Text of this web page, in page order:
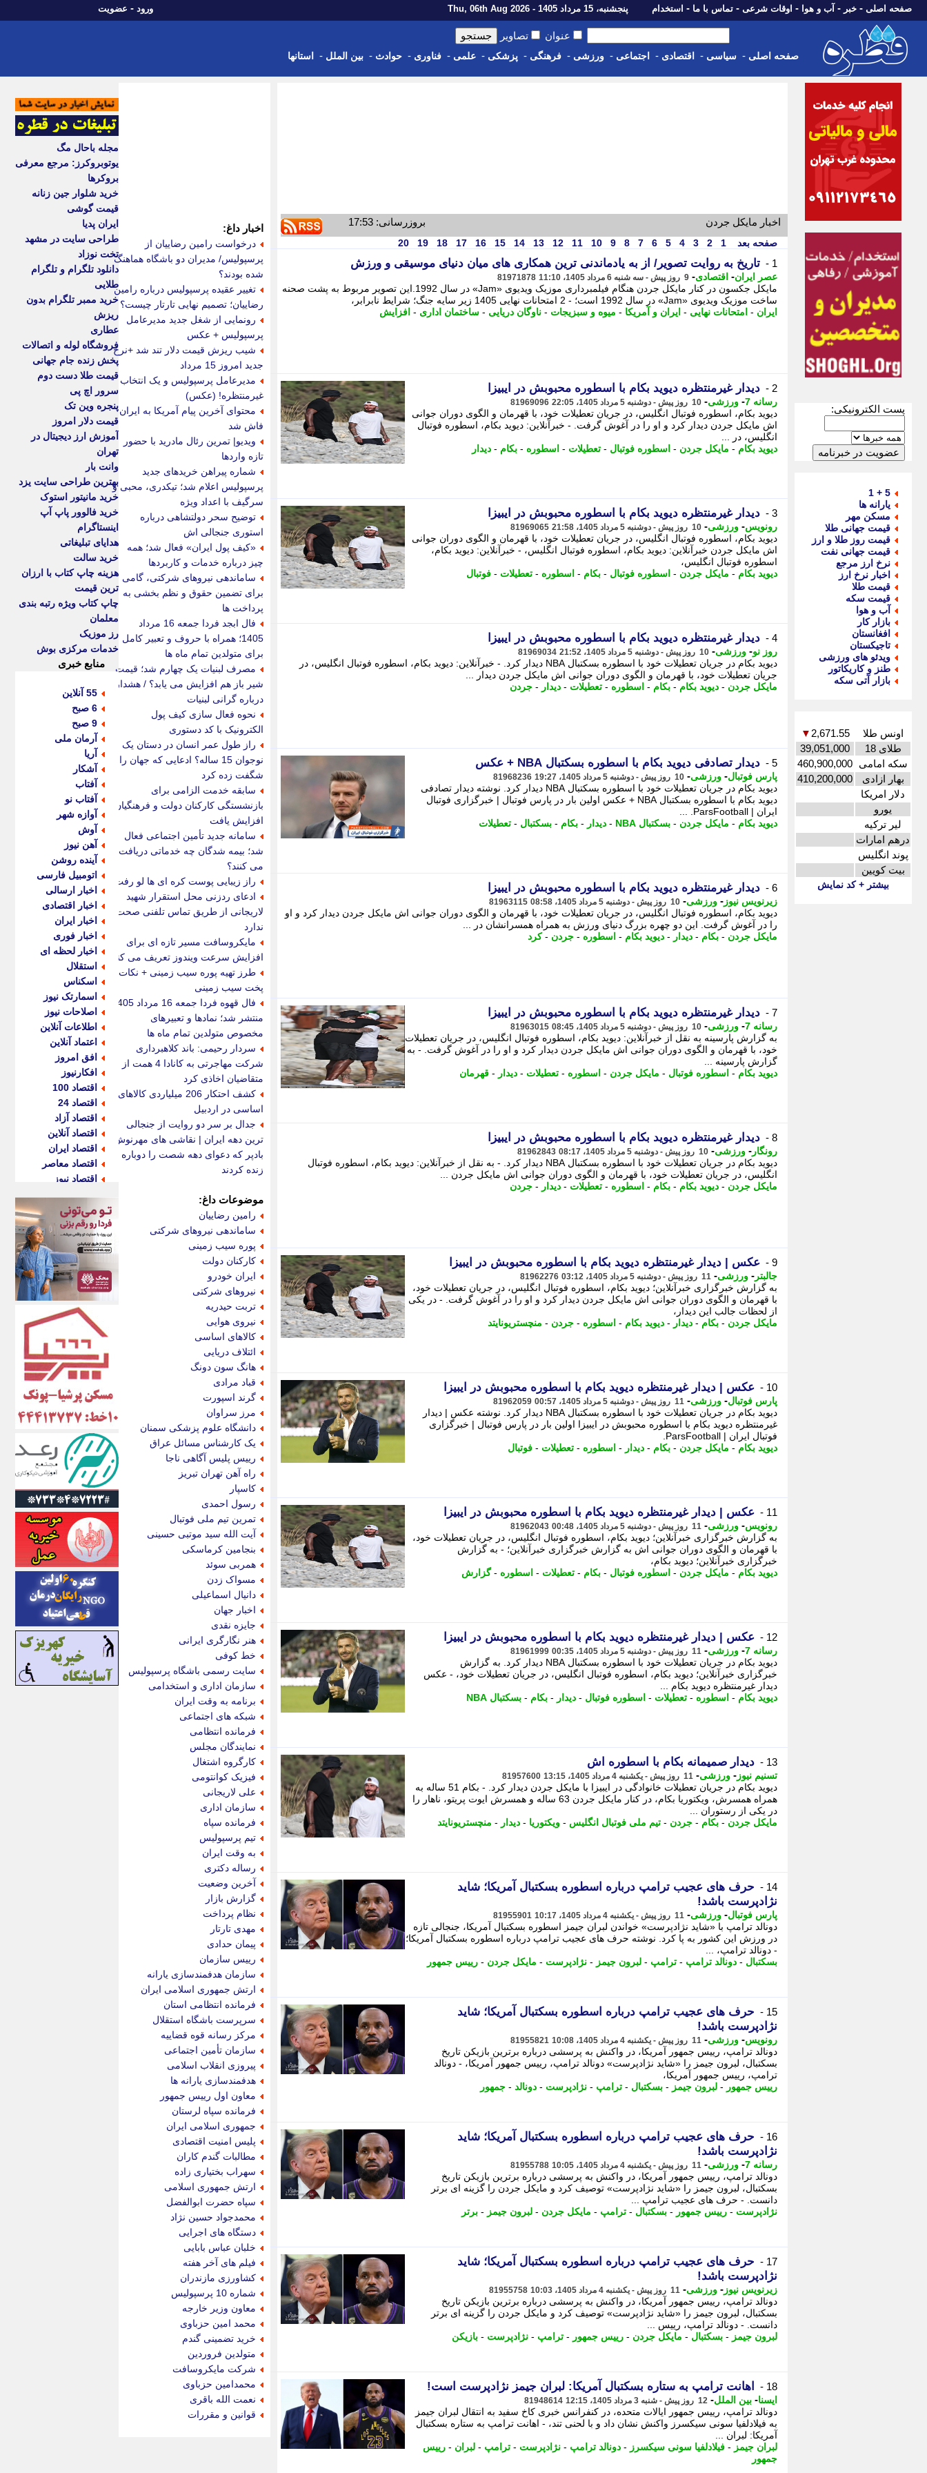
صفحه اصلی - خبر - آب و هوا - اوقات شرعی - تماس با ما - استخدام پنجشنبه، 15 مرداد 1405 - Thu, 06th Aug 2026 ورود - عضویت
عنوان تصاویر
صفحه اصلی - سیاسی - اقتصادی - اجتماعی - ورزشی - فرهنگی - پزشکی - علمی - فناوری - حوادث - بین الملل - استانها
پست الکترونیکی:
5 + 1
یارانه ها
مسکن مهر
قیمت جهانی طلا
قیمت روز طلا و ارز
قیمت جهانی نفت
نرخ ارز مرجع
اخبار نرخ ارز
قیمت طلا
قیمت سکه
آب و هوا
بازار کار
افغانستان
تاجیکستان
ویدئو های ورزشی
طنز و کاریکاتور
بازار آتی سکه
اونس طلا 2,671.55
▼
طلای 18
39,051,000
سکه امامی 460,900,000
بهار ازادی
410,200,000
دلار امریکا
یورو
لیر ترکیه
درهم امارات
پوند انگلیس
بیت کویین
بیشتر + کد نمایش
اخبار مایکل جردن بروزرسانی: 17:53
صفحه بعد 1
2
3
4
5
6
7
8
9
10
11
12
13
14
15
16
17
18
19
20
1 - تاریخ به روایت تصویر/ از به یادماندنی ترین همکاری های میان دنیای موسیقی و ورزش
عصر ایران- اقتصادی- 9 روز پیش - سه شنبه 6 مرداد 1405، 11:10 81971878
مایکل جکسون در کنار مایکل جردن هنگام فیلمبرداری موزیک ویدیوی «Jam» در سال 1992.این تصویر مربوط به پشت صحنه
ساخت موزیک ویدیوی «Jam» در سال 1992 است؛ - 2 امتحانات نهایی 1405 زیر سایه جنگ؛ شرایط نابرابر،
ایران - امتحانات نهایی - ایران و آمریکا - میوه و سبزیجات - ناوگان دریایی - ساختمان اداری - افزایش
2 - دیدار غیرمنتظره دیوید بکام با اسطوره محبوبش در ایبیزا
رسانه 7 - ورزشی- 10 روز پیش - دوشنبه 5 مرداد 1405، 22:05 81969096
دیوید بکام، اسطوره فوتبال انگلیس، در جریان تعطیلات خود، با قهرمان و الگوی دوران جوانی
اش مایکل جردن دیدار کرد و او را در آغوش گرفت. - خبرآنلاین: دیوید بکام، اسطوره فوتبال
انگلیس، در ...
دیوید بکام - مایکل جردن - اسطوره فوتبال - تعطیلات - اسطوره - بکام - دیدار
3 - دیدار غیرمنتظره دیوید بکام با اسطوره محبوبش در ایبیزا
رونویس- ورزشی- 10 روز پیش - دوشنبه 5 مرداد 1405، 21:58 81969065
دیوید بکام، اسطوره فوتبال انگلیس، در جریان تعطیلات خود، با قهرمان و الگوی دوران جوانی
اش مایکل جردن خبرآنلاین: دیوید بکام، اسطوره فوتبال انگلیس، - خبرآنلاین: دیوید بکام،
اسطوره فوتبال انگلیس،
دیوید بکام - مایکل جردن - اسطوره فوتبال - بکام - اسطوره - تعطیلات - فوتبال
4 - دیدار غیرمنتظره دیوید بکام با اسطوره محبوبش در ایبیزا
روز نو- ورزشی- 10 روز پیش - دوشنبه 5 مرداد 1405، 21:52 81969034
دیوید بکام در جریان تعطیلات خود با اسطوره بسکتبال NBA دیدار کرد. - خبرآنلاین: دیوید بکام، اسطوره فوتبال انگلیس، در
جریان تعطیلات خود، با قهرمان و الگوی دوران جوانی اش مایکل جردن دیدار ...
مایکل جردن - دیوید بکام - بکام - اسطوره - تعطیلات - دیدار - جردن
5 - دیدار تصادفی دیوید بکام با اسطوره بسکتبال NBA + عکس
پارس فوتبال- ورزشی- 10 روز پیش - دوشنبه 5 مرداد 1405، 19:27 81968236
دیوید بکام در جریان تعطیلات خود با اسطوره بسکتبال NBA دیدار کرد. نوشته دیدار تصادفی
دیوید بکام با اسطوره بسکتبال NBA + عکس اولین بار در پارس فوتبال | خبرگزاری فوتبال
ایران | ParsFootball. ...
دیوید بکام - مایکل جردن - بسکتبال NBA - دیدار - بکام - بسکتبال - تعطیلات
6 - دیدار غیرمنتظره دیوید بکام با اسطوره محبوبش در ایبیزا
زیرنویس نیوز - ورزشی- 10 روز پیش - دوشنبه 5 مرداد 1405، 08:58 81963115
دیوید بکام، اسطوره فوتبال انگلیس، در جریان تعطیلات خود، با قهرمان و الگوی دوران جوانی اش مایکل جردن دیدار کرد و او
را در آغوش گرفت. این دو چهره بزرگ دنیای ورزش به همراه همسرانشان در ...
مایکل جردن - بکام - دیدار - دیوید بکام - اسطوره - جردن -کرد
7 - دیدار غیرمنتظره دیوید بکام با اسطوره محبوبش در ایبیزا
رسانه 7 - ورزشی- 10 روز پیش - دوشنبه 5 مرداد 1405، 08:45 81963015
به گزارش پارسینه به نقل از خبرآنلاین: دیوید بکام، اسطوره فوتبال انگلیس، در جریان تعطیلات
خود، با قهرمان و الگوی دوران جوانی اش مایکل جردن دیدار کرد و او را در آغوش گرفت. - به
گزارش پارسینه ...
دیوید بکام - اسطوره فوتبال - مایکل جردن - اسطوره - تعطیلات - دیدار - قهرمان
8 - دیدار غیرمنتظره دیوید بکام با اسطوره محبوبش در ایبیزا
رونگار - ورزشی- 10 روز پیش - دوشنبه 5 مرداد 1405، 08:17 81962843
دیوید بکام در جریان تعطیلات خود با اسطوره بسکتبال NBA دیدار کرد. - به نقل از خبرآنلاین: دیوید بکام، اسطوره فوتبال
انگلیس، در جریان تعطیلات خود، با قهرمان و الگوی دوران جوانی اش مایکل جردن ...
مایکل جردن - دیوید بکام - بکام - اسطوره - تعطیلات - دیدار - جردن
9 - عکس | دیدار غیرمنتظره دیوید بکام با اسطوره محبوبش در ایبیزا
جالبتر - ورزشی- 11 روز پیش - دوشنبه 5 مرداد 1405، 03:12 81962276
به گزارش خبرگزاری خبرآنلاین؛ دیوید بکام، اسطوره فوتبال انگلیس، در جریان تعطیلات خود،
با قهرمان و الگوی دوران جوانی اش مایکل جردن دیدار کرد و او را در آغوش گرفت. - در یکی
از لحظات جالب این دیدار،
مایکل جردن - بکام - دیدار - دیوید بکام - اسطوره - جردن - منچستریونایتد
10 - عکس | دیدار غیرمنتظره دیوید بکام با اسطوره محبوبش در ایبیزا
پارس فوتبال- ورزشی- 11 روز پیش - دوشنبه 5 مرداد 1405، 00:57 81962059
دیوید بکام در جریان تعطیلات خود با اسطوره بسکتبال NBA دیدار کرد. نوشته عکس | دیدار
غیرمنتظره دیوید بکام با اسطوره محبوبش در ایبیزا اولین بار در پارس فوتبال | خبرگزاری
فوتبال ایران | ParsFootball.
دیوید بکام - مایکل جردن - بکام - دیدار - اسطوره - تعطیلات - فوتبال
11 - عکس | دیدار غیرمنتظره دیوید بکام با اسطوره محبوبش در ایبیزا
رونویس- ورزشی- 11 روز پیش - دوشنبه 5 مرداد 1405، 00:48 81962043
به گزارش خبرگزاری خبرآنلاین؛ دیوید بکام، اسطوره فوتبال انگلیس، در جریان تعطیلات خود،
با قهرمان و الگوی دوران جوانی اش به گزارش خبرگزاری خبرآنلاین؛ - به گزارش
خبرگزاری خبرآنلاین؛ دیوید بکام،
دیوید بکام - مایکل جردن - اسطوره فوتبال - بکام - تعطیلات - اسطوره -گزارش
12 - عکس | دیدار غیرمنتظره دیوید بکام با اسطوره محبوبش در ایبیزا
رسانه 7 - ورزشی- 11 روز پیش - دوشنبه 5 مرداد 1405، 00:35 81961999
دیوید بکام در جریان تعطیلات خود با اسطوره بسکتبال NBA دیدار کرد. به گزارش
خبرگزاری خبرآنلاین؛ دیوید بکام، اسطوره فوتبال انگلیس، در جریان تعطیلات خود، - عکس
دیدار غیرمنتظره دیوید بکام ...
دیوید بکام - اسطوره - تعطیلات - اسطوره فوتبال - دیدار - بکام - بسکتبال NBA
13 - دیدار صمیمانه بکام با اسطوره اش
تسنیم نیوز - ورزشی- 11 روز پیش - یکشنبه 4 مرداد 1405، 13:15 81957600
دیوید بکام در جریان تعطیلات خانوادگی در ایبیزا با مایکل جردن دیدار کرد. - بکام 51 ساله به
همراه همسرش، ویکتوریا بکام، در کنار مایکل جردن 63 ساله و همسرش ایوت پریتو، ناهار را
در یکی از رستوران ...
مایکل جردن - بکام - جردن - تیم ملی فوتبال انگلیس - ویکتوریا - دیدار - منچستریونایتد
14 -
حرف های عجیب ترامپ درباره اسطوره بسکتبال آمریکا؛ شاید
نژادپرست باشد!
پارس فوتبال- ورزشی- 11 روز پیش - یکشنبه 4 مرداد 1405، 10:17 81955901
دونالد ترامپ با «شاید نژادپرست» خواندن لبران جیمز اسطوره بسکتبال آمریکا، جنجالی تازه
در ورزش این کشور به پا کرد. نوشته حرف های عجیب ترامپ درباره اسطوره بسکتبال آمریکا؛
- دونالد ترامپ، ...
بسکتبال - دونالد ترامپ - ترامپ - لبرون جیمز - نژادپرست - مایکل جردن - رییس جمهور
15 -
حرف های عجیب ترامپ درباره اسطوره بسکتبال آمریکا؛ شاید
نژادپرست باشد!
رونویس- ورزشی- 11 روز پیش - یکشنبه 4 مرداد 1405، 10:08 81955821
دونالد ترامپ، رییس جمهور آمریکا، در واکنش به پرسشی درباره برترین بازیکن تاریخ
بسکتبال، لبرون جیمز را «شاید نژادپرست» دونالد ترامپ، رییس جمهور آمریکا، - دونالد
ترامپ، رییس جمهور آمریکا،
رییس جمهور - لبرون جیمز - بسکتبال - ترامپ - نژادپرست - دونالد - جمهور
16 -
حرف های عجیب ترامپ درباره اسطوره بسکتبال آمریکا؛ شاید
نژادپرست باشد!
رسانه 7 - ورزشی- 11 روز پیش - یکشنبه 4 مرداد 1405، 10:05 81955788
دونالد ترامپ، رییس جمهور آمریکا، در واکنش به پرسشی درباره برترین بازیکن تاریخ
بسکتبال، لبرون جیمز را «شاید نژادپرست» توصیف کرد و مایکل جردن را گزینه ای برتر
دانست. - حرف های عجیب ترامپ ...
نژادپرست - رییس جمهور - بسکتبال - ترامپ - مایکل جردن - لبرون جیمز - برتر
17 -
حرف های عجیب ترامپ درباره اسطوره بسکتبال آمریکا؛ شاید
نژادپرست باشد!
زیرنویس نیوز - ورزشی- 11 روز پیش - یکشنبه 4 مرداد 1405، 10:03 81955758
دونالد ترامپ، رییس جمهور آمریکا، در واکنش به پرسشی درباره برترین بازیکن تاریخ
بسکتبال، لبرون جیمز را «شاید نژادپرست» توصیف کرد و مایکل جردن را گزینه ای برتر
دانست. - دونالد ترامپ، رییس ...
لبرون جیمز - بسکتبال - مایکل جردن - رییس جمهور - ترامپ - نژادپرست - بازیکن
18 - اهانت ترامپ به ستاره بسکتبال آمریکا: لبران جیمز نژادپرست است!
ایسنا- بین الملل- 12 روز پیش - شنبه 3 مرداد 1405، 12:15 81948614
دونالد ترامپ، رییس جمهور ایالات متحده، در کنفرانس خبری کاخ سفید به انتقال لبران جیمز
به فیلادلفیا سونی سیکسرز واکنش نشان داد و با لحنی تند، - اهانت ترامپ به ستاره بسکتبال
آمریکا: لبران ...
لبران جیمز - فیلادلفیا سونی سیکسرز - دونالد ترامپ - نژادپرست - ترامپ - لبران - رییس
جمهور
اخبار داغ:
درخواست رامین رضاییان از
پرسپولیس/ مدیران دو باشگاه هماهنگ
شده بودند؟
تغییر عقیده پرسپولیس درباره رامین
رضاییان؛ تصمیم نهایی تارتار چیست؟
رونمایی از شغل جدید مدیرعامل
پرسپولیس + عکس
شیب ریزش قیمت دلار تند شد +نرخ
جدید امروز 15 مرداد
مدیرعامل پرسپولیس و یک انتخاب
غیرمنتظره! (عکس)
محتوای آخرین پیام آمریکا به ایران
فاش شد
ویدیو| تمرین رئال مادرید با حضور
تازه واردها
شماره پیراهن خریدهای جدید
پرسپولیس اعلام شد؛ تیکدری، محبی و
سرگیف با اعداد ویژه
توضیح سحر دولتشاهی درباره
استوری جنجالی اش
«کیف پول ایران» فعال شد؛ همه
چیز درباره خدمات و کاربردها
ساماندهی نیروهای شرکتی، گامی
برای تضمین حقوق و نظم بخشی به
پرداخت ها
فال ابجد فردا جمعه 16 مرداد
1405؛ همراه با حروف و تعبیر کامل
برای متولدین تمام ماه ها
مصرف لبنیات یک چهارم شد؛ قیمت
شیر باز هم افزایش می یابد؟ / هشدار
درباره گرانی لبنیات
نحوه فعال سازی کیف پول
الکترونیک با کد دستوری
راز طول عمر انسان در دستان یک
نوجوان 15 ساله؟ ادعایی که جهان را
شگفت زده کرد
سابقه خدمت الزامی برای
بازنشستگی کارکنان دولت و فرهنگیان
افزایش یافت
سامانه جدید تأمین اجتماعی فعال
شد؛ بیمه شدگان چه خدماتی دریافت
می کنند؟
راز زیبایی پوست کره ای ها لو رفت!
ادعای ردزنی محل استقرار شهید
لاریجانی از طریق تماس تلفنی صحت
ندارد
مایکروسافت مسیر تازه ای برای
افزایش سرعت ویندوز تعریف می کند
طرز تهیه پوره سیب زمینی + نکات
پخت سیب زمینی
فال قهوه فردا جمعه 16 مرداد 1405
منتشر شد؛ نمادها و تعبیرهای
مخصوص متولدین تمام ماه ها
سردار رحیمی: باند کلاهبرداری
شرکت مهاجرتی به کانادا 4 همت از
متقاضیان اخاذی کرد
کشف احتکار 206 میلیاردی کالاهای
اساسی در اردبیل
جدال بر سر دو روایت از جنجالی
ترین دهه ایران | نقاشی های مهرنوش
بادپر که دعوای دهه شصت را دوباره
زنده کردند
موضوعات داغ:
رامین رضاییان
ساماندهی نیروهای شرکتی
پوره سیب زمینی
کارکنان دولت
ایران خودرو
نیروهای شرکتی
تربت حیدریه
نیروی هوایی
کالاهای اساسی
ائتلاف دریایی
هانگ سون دونگ
قباد مرادی
گرند اسپورت
مرز سراوان
دانشگاه علوم پزشکی سمنان
یک کارشناس مسائل عراق
رییس پلیس آگاهی ناجا
راه آهن تهران تبریز
کاسپار
رسول احمدی
تمرین تیم ملی فوتبال
آیت الله سید موتبی حسینی
بنجامین کرماسکی
همربی سوئد
مسواک زدن
دانیال اسماعیلی
اخبار جهان
جایزه نقدی
هنر نگارگری ایرانی
خط کوفی
سایت رسمی باشگاه پرسپولیس
سازمان اداری و استخدامی
برنامه به وقت ایران
شبکه های اجتماعی
فرمانده انتظامی
نمایندگان مجلس
کارگروه اشتغال
فیزیک کوانتومی
علی لاریجانی
سازمان اداری
فرمانده سپاه
تیم پرسپولیس
به وقت ایران
رساله دکتری
آخرین وضعیت
گزارش بازار
نظام پرداخت
مهدی تارتار
پیمان حدادی
رییس سازمان
سازمان هدفمندسازی یارانه
ارتش جمهوری اسلامی ایران
فرمانده انتظامی استان
سرپرست باشگاه استقلال
مرکز رسانه قوه قضاییه
سازمان تأمین اجتماعی
پیروزی انقلاب اسلامی
هدفمندسازی یارانه ها
معاون اول رییس جمهور
فرمانده سپاه لرستان
جمهوری اسلامی ایران
پلیس امنیت اقتصادی
مطالبات گندم کاران
سهراب بختیاری زاده
ارتش جمهوری اسلامی
سپاه حضرت ابوالفضل
محمدجواد حسین نژاد
دستگاه های اجرایی
خلبان عباس بابایی
فیلم های آخر هفته
کشاورزی مازندران
شماره 10 پرسپولیس
معاون وزیر خارجه
محمد امین حزباوی
خرید تضمینی گندم
متولدین فروردین
شرکت مایکروسافت
محمدامین حزباوی
نعمت الله باقری
قوانین و مقررات
مجله باحال مگ
یوتوبروکرز: مرجع معرفی
بروکرها
خرید شلوار جین زنانه
قیمت گوشی
ایران پدیا
طراحی سایت در مشهد
تخت نوزاد
دانلود تلگرام و تلگرام
طلایی
خرید ممبر تلگرام بدون
ریزش
عطاری
فروشگاه لوله و اتصالات
پخش زنده جام جهانی
قیمت طلا دست دوم
سرور اچ پی
پنجره وین تک
قیمت دلار امروز
آموزش ارز دیجیتال در
تهران
وانت بار
بهترین طراحی سایت یزد
خرید مانیتور استوک
خرید فالوور پاپ آپ
اینستاگرام
هدایای تبلیغاتی
خرید سالت
هزینه چاپ کتاب با ارزان
ترین قیمت
چاپ کتاب ویژه رتبه بندی
معلمان
رز موزیک
خدمات مرکزی بوش
منابع خبری
55 آنلاین
6 صبح
9 صبح
آرمان ملی
آریا
آشکار
آفتاب
آفتاب نو
آوازه شهر
آوش
آهن نیوز
آینده روشن
اتومبیل فارسی
اخبار ارسالی
اخبار اقتصادی
اخبار ایران
اخبار فوری
اخبار لحظه ای
استقلال
اسکناس
اسمارتک نیوز
اصلاحات نیوز
اطلاعات آنلاین
اعتماد آنلاین
افق امروز
افکارنیوز
اقتصاد 100
اقتصاد 24
اقتصاد آزاد
اقتصاد آنلاین
اقتصاد ایران
اقتصاد معاصر
اقتصاد نیوز
اکوفارس
اکونگار
اکونیوز
الف
انتشار آنلاین
اندیشه قرن
اندیشه معاصر
اندیشه ها
انرژی پرس
ای استخدام
ایتنا
ایراف
ایران آرت
ایران آنلاین
ایران زندگی
ایران فوری
ایرانی روز
ایرانیتال
ایرنا
ایسکانیوز
ایسنا
ایکنا
ایلنا
اینتیتر
ایونا نیوز
بازتاب آنلاین
باشگاه خبرنگاران
باغستان نیوز
بامبوک
ببین و بخون
بدینسان
بنکر